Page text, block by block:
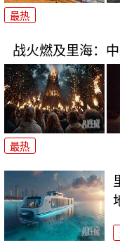
最热
战火燃及里海：
最热